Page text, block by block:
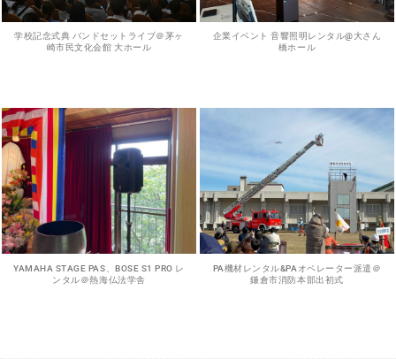
学校記念式典 バンドセットライブ＠茅ヶ
崎市民文化会館 大ホール
企業イベント 音響照明レンタル@大さん
橋ホール
YAMAHA STAGE PAS、BOSE S1 PRO レ
ンタル＠熱海仏法学舎
PA機材レンタル&PAオペレーター派遣＠
鎌倉市消防本部出初式